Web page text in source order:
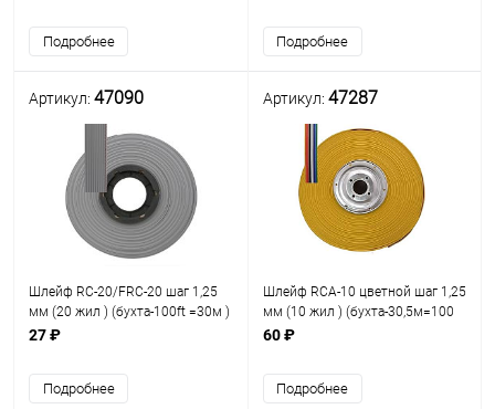
Подробнее
300V) (кабель ленточный)
Подробнее
Артикул: 47090
Шлейф RC-20/FRC-20 шаг 1,25
мм (20 жил ) (бухта-100ft =30м )
цена за 0,5м 47090 ( t=105C /
27 ₽
Подробнее
Артикул: 47287
Шлейф RCA-10 цветной шаг 1,25
мм (10 жил ) (бухта-30,5м=100
футов) ЦЕНА за 0,5м (кабель
60 ₽
Подробнее